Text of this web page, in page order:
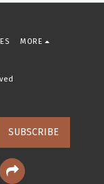
MORE
SUBSCRIBE